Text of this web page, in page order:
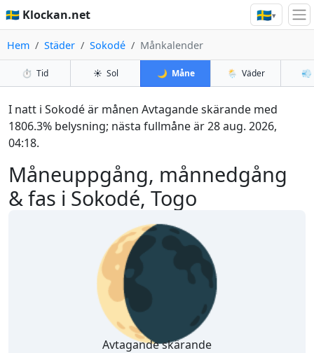
🇸🇪 Klockan.net 🇸🇪▾
Hem Städer Sokodé Månkalender
⏱️ Tid ☀️ Sol 🌙 Måne 🌦️ Väder 💨
Måneuppgång, månnedgång
& fas i Sokodé, Togo
I natt i Sokodé är månen Avtagande skärande med
1806.3% belysning; nästa fullmåne är 28 aug. 2026,
04:18.
🌘
Avtagande skärande